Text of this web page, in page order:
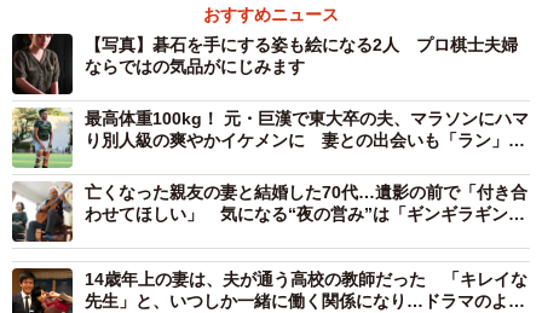
番組中、MCの井上咲楽さんが「囲碁で食っていけていると
いうことは、相当稼いでいるのでは？世帯年収やばそう」
という下世話な疑問を投げかける場面もありました。妻は
2024年の賞金ランキングで4位にランクインしており、番
組が調べたところ、その額はなんと3518万円だったそうで
す。
おすすめニュース
【写真】碁石を手にする姿も絵になる2人 プロ棋士夫婦
ならではの気品がにじみます
最高体重100kg！ 元・巨漢で東大卒の夫、マラソンにハマ
り別人級の爽やかイケメンに 妻との出会いも「ラン」だ
亡くなった親友の妻と結婚した70代…遺影の前で「付き合
わせてほしい」 気になる“夜の営み”は「ギンギラギンに
14歳年上の妻は、夫が通う高校の教師だった 「キレイな
先生」と、いつしか一緒に働く関係になり…ドラマのよう